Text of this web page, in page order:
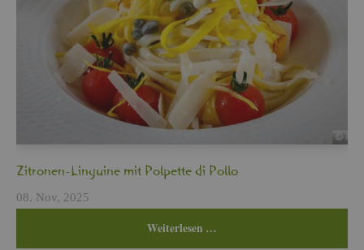
Zi­tro­nen-Lin­gui­ne mit Pol­pet­te di Pollo
08. Nov, 2025
Wei­ter­le­sen …